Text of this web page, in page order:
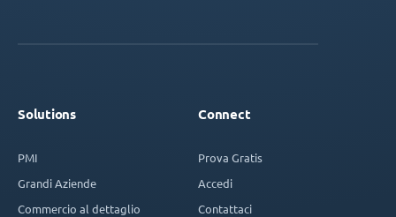
Solutions
PMI
Grandi Aziende
Commercio al dettaglio
Connect
Prova Gratis
Accedi
Contattaci